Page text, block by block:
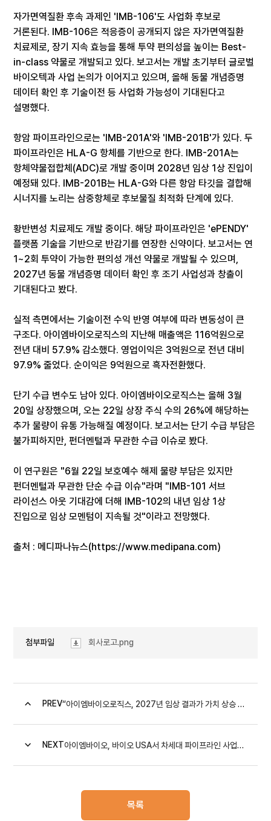
자가면역질환 후속 과제인 'IMB-106'도 사업화 후보로
거론된다. IMB-106은 적응증이 공개되지 않은 자가면역질환
치료제로, 장기 지속 효능을 통해 투약 편의성을 높이는 Best-
in-class 약물로 개발되고 있다. 보고서는 개발 초기부터 글로벌
바이오텍과 사업 논의가 이어지고 있으며, 올해 동물 개념증명
데이터 확인 후 기술이전 등 사업화 가능성이 기대된다고
설명했다.
항암 파이프라인으로는 'IMB-201A'와 'IMB-201B'가 있다. 두
파이프라인은 HLA-G 항체를 기반으로 한다. IMB-201A는
항체약물접합체(ADC)로 개발 중이며 2028년 임상 1상 진입이
예정돼 있다. IMB-201B는 HLA-G와 다른 항암 타깃을 결합해
시너지를 노리는 삼중항체로 후보물질 최적화 단계에 있다.
황반변성 치료제도 개발 중이다. 해당 파이프라인은 'ePENDY'
플랫폼 기술을 기반으로 반감기를 연장한 신약이다. 보고서는 연
1~2회 투약이 가능한 편의성 개선 약물로 개발될 수 있으며,
2027년 동물 개념증명 데이터 확인 후 조기 사업성과 창출이
기대된다고 봤다.
실적 측면에서는 기술이전 수익 반영 여부에 따라 변동성이 큰
구조다. 아이엠바이오로직스의 지난해 매출액은 116억원으로
전년 대비 57.9% 감소했다. 영업이익은 3억원으로 전년 대비
97.9% 줄었다. 순이익은 9억원으로 흑자전환했다.
단기 수급 변수도 남아 있다. 아이엠바이오로직스는 올해 3월
20일 상장했으며, 오는 22일 상장 주식 수의 26%에 해당하는
추가 물량이 유통 가능해질 예정이다. 보고서는 단기 수급 부담은
불가피하지만, 펀더멘털과 무관한 수급 이슈로 봤다.
이 연구원은 "6월 22일 보호예수 해제 물량 부담은 있지만
펀더멘털과 무관한 단순 수급 이슈"라며 "IMB-101 서브
라이선스 아웃 기대감에 더해 IMB-102의 내년 임상 1상
진입으로 임상 모멘텀이 지속될 것"이라고 전망했다.
출처 : 메디파나뉴스(https://www.medipana.com)
첨부파일 회사로고.png
PREV “아이엠바이오로직스, 2027년 임상 결과가 가치 상승 모멘텀...
NEXT 아이엠바이오, 바이오 USA서 차세대 파이프라인 사업화 논의 ...
목록